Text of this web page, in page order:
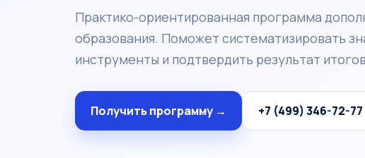
Практико-ориентированная программа
образования. Поможет систематизировать
инструменты и подтвердить результат
Получить программу → +7 (499) 346-72-77